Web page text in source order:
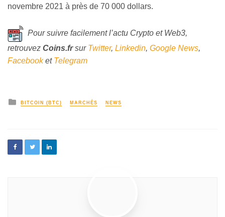
novembre 2021 à près de 70 000 dollars.
Pour suivre facilement l’actu Crypto et Web3,
retrouvez Coins.frsur Twitter, Linkedin, Google News,
Facebooket Telegram
BITCOIN (BTC) MARCHÉS NEWS